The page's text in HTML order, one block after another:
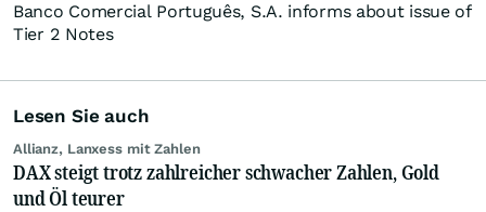
Banco Comercial Português, S.A. informs about issue of
Tier 2 Notes
Lesen Sie auch
Allianz, Lanxess mit Zahlen
DAX steigt trotz zahlreicher schwacher Zahlen, Gold
und Öl teurer